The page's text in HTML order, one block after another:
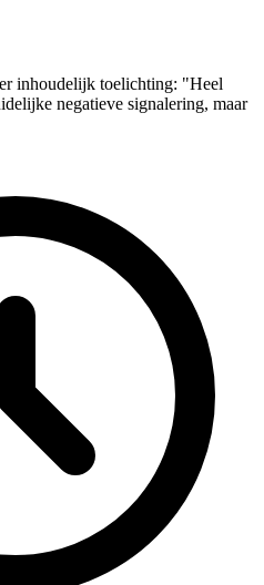
inhoudelijk toelichting: "Heel
negatieve signalering, maar